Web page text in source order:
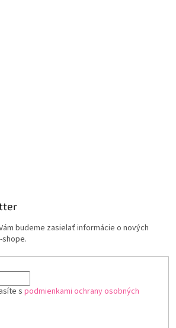
budeme zasielať informácie o nových
s podmienkami ochrany osobných